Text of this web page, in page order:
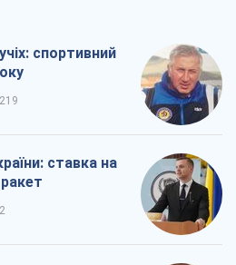
спортивний
219
ставка на